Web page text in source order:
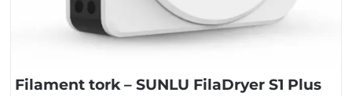
Filament tork – SUNLU FilaDryer S1 Plus